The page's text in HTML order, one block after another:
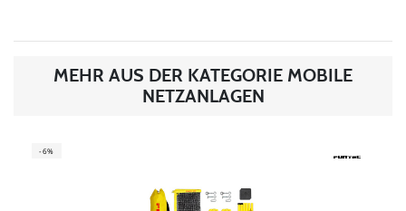
MEHR AUS DER KATEGORIE MOBILE
NETZANLAGEN
-6%